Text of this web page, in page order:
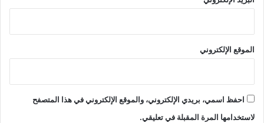
الموقع الإلكتروني
احفظ اسمي، بريدي الإلكتروني، والموقع الإلكتروني في هذا المتصفح
لاستخدامها المرة المقبلة في تعليقي.